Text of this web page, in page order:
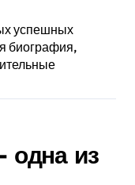
успешных
биография,
одна из